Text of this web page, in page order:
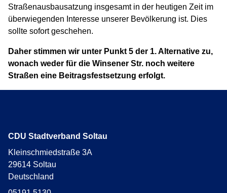
Straßenausbausatzung insgesamt in der heutigen Zeit im
überwiegenden Interesse unserer Bevölkerung ist. Dies
sollte sofort geschehen.
Daher stimmen wir unter Punkt 5 der 1. Alternative zu,
wonach weder für die Winsener Str. noch weitere
Straßen eine Beitragsfestsetzung erfolgt.
CDU Stadtverband Soltau
Kleinschmiedstraße 3A
29614 Soltau
Deutschland